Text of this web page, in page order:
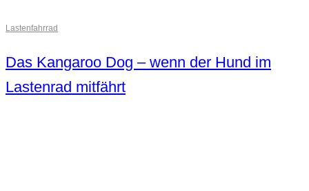
Lastenfahrrad
Das Kangaroo Dog – wenn der Hund im
Lastenrad mitfährt